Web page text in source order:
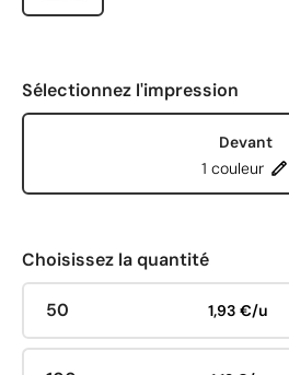
Sélectionnez l'impression
Devant
1 couleur
Choisissez la quantité
50 1,93 €/u